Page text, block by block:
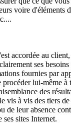
voire d'éléments
accordée au
ses
fournies par
procéder lui-même à
des
vis à vis des tiers
de leur absence
sites Internet.